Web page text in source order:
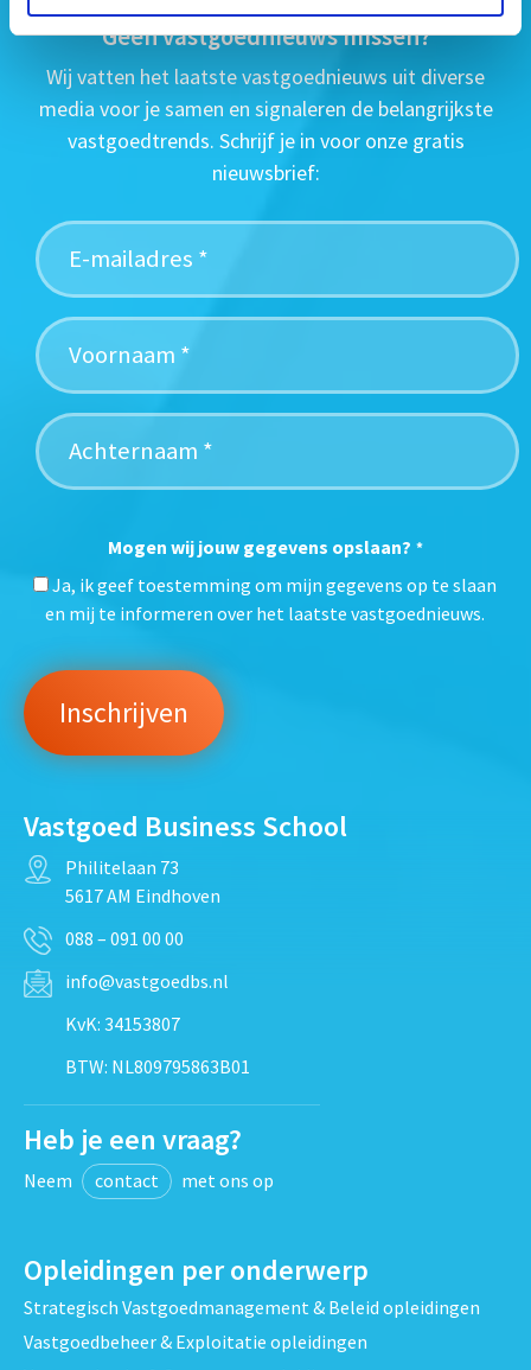
Geen vastgoednieuws missen?
Wij vatten het laatste vastgoednieuws uit diverse
media voor je samen en signaleren de belangrijkste
vastgoedtrends. Schrijf je in voor onze gratis
nieuwsbrief:
Mogen wij jouw gegevens opslaan? *
Ja, ik geef toestemming om mijn gegevens op te slaan
en mij te informeren over het laatste vastgoednieuws.
Vastgoed Business School
Philitelaan 73
5617 AM Eindhoven
088 – 091 00 00
info@vastgoedbs.nl
KvK: 34153807
BTW: NL809795863B01
Heb je een vraag?
Neem contact met ons op
Opleidingen per onderwerp
Strategisch Vastgoedmanagement & Beleid opleidingen
Vastgoedbeheer & Exploitatie opleidingen